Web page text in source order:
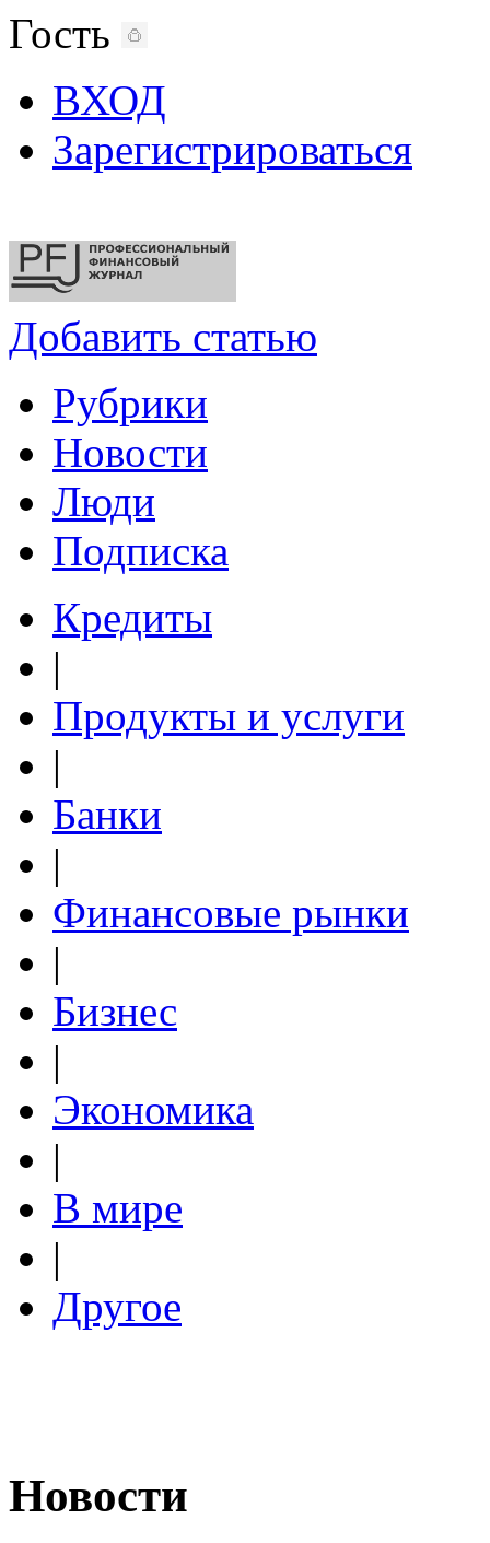
Гость
ВХОД
Зарегистрироваться
Добавить статью
Рубрики
Новости
Люди
Подписка
Кредиты
|
Продукты и услуги
|
Банки
|
Финансовые рынки
|
Бизнес
|
Экономика
|
В мире
|
Другое
Новости